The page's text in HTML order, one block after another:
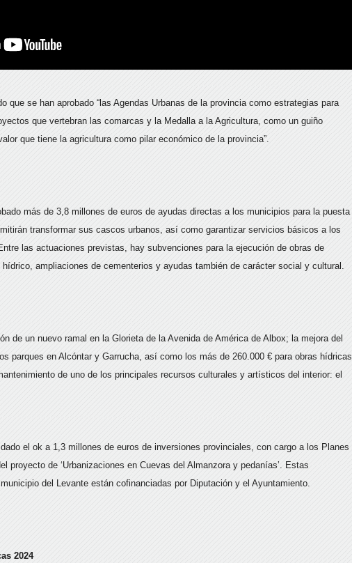
que se han aprobado “las Agendas Urbanas de la provincia como estrategias para
que vertebran las comarcas y la Medalla a la Agricultura, como un guiño
que tiene la agricultura como pilar económico de la provincia”.
más de 3,8 millones de euros de ayudas directas a los municipios para la puesta
transformar sus cascos urbanos, así como garantizar servicios básicos a los
las actuaciones previstas, hay subvenciones para la ejecución de obras de
ampliaciones de cementerios y ayudas también de carácter social y cultural.
de un nuevo ramal en la Glorieta de la Avenida de América de Albox; la mejora del
parques en Alcóntar y Garrucha, así como los más de 260.000 € para obras hídricas
de uno de los principales recursos culturales y artísticos del interior: el
el ok a 1,3 millones de euros de inversiones provinciales, con cargo a los Planes
proyecto de ‘Urbanizaciones en Cuevas del Almanzora y pedanías’. Estas
del Levante están cofinanciadas por Diputación y el Ayuntamiento.
2024